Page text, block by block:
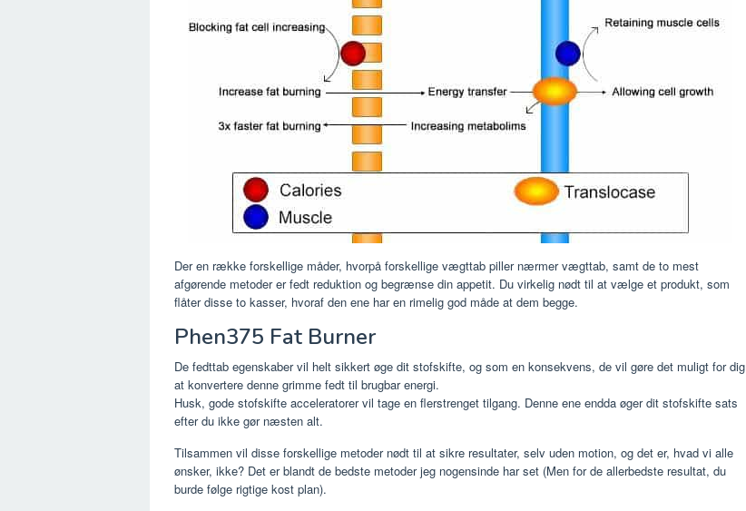
Der en række forskellige måder, hvorpå forskellige vægttab piller nærmer vægttab, samt de to mest
afgørende metoder er fedt reduktion og begrænse din appetit. Du virkelig nødt til at vælge et produkt, som
flåter disse to kasser, hvoraf den ene har en rimelig god måde at dem begge.
Phen375 Fat Burner
De fedttab egenskaber vil helt sikkert øge dit stofskifte, og som en konsekvens, de vil gøre det muligt for dig
at konvertere denne grimme fedt til brugbar energi.
Husk, gode stofskifte acceleratorer vil tage en flerstrenget tilgang. Denne ene endda øger dit stofskifte sats
efter du ikke gør næsten alt.
Tilsammen vil disse forskellige metoder nødt til at sikre resultater, selv uden motion, og det er, hvad vi alle
ønsker, ikke? Det er blandt de bedste metoder jeg nogensinde har set (Men for de allerbedste resultat, du
burde følge rigtige kost plan).